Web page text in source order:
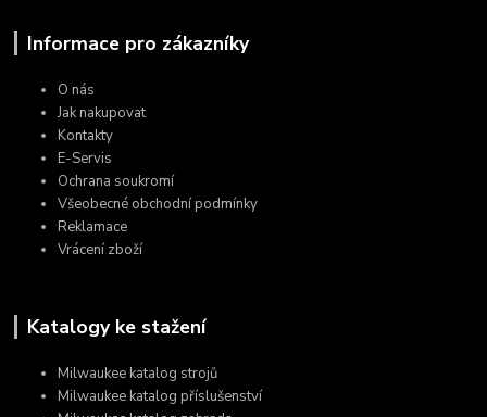
Informace pro zákazníky
O nás
Jak nakupovat
Kontakty
E-Servis
Ochrana soukromí
Všeobecné obchodní podmínky
Reklamace
Vrácení zboží
Katalogy ke stažení
Milwaukee katalog strojů
Milwaukee katalog příslušenství